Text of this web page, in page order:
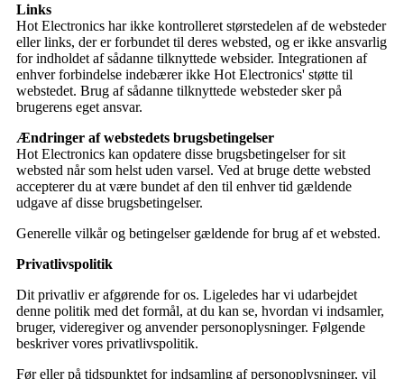
Links
Hot Electronics har ikke kontrolleret størstedelen af ​​de websteder
eller links, der er forbundet til deres websted, og er ikke ansvarlig
for indholdet af sådanne tilknyttede websider. Integrationen af ​​
enhver forbindelse indebærer ikke Hot Electronics' støtte til
webstedet. Brug af sådanne tilknyttede websteder sker på
brugerens eget ansvar.
Ændringer af webstedets brugsbetingelser
Hot Electronics kan opdatere disse brugsbetingelser for sit
websted når som helst uden varsel. Ved at bruge dette websted
accepterer du at være bundet af den til enhver tid gældende
udgave af disse brugsbetingelser.
Generelle vilkår og betingelser gældende for brug af et websted.
Privatlivspolitik
Dit privatliv er afgørende for os. Ligeledes har vi udarbejdet
denne politik med det formål, at du kan se, hvordan vi indsamler,
bruger, videregiver og anvender personoplysninger. Følgende
beskriver vores privatlivspolitik.
Før eller på tidspunktet for indsamling af personoplysninger, vil